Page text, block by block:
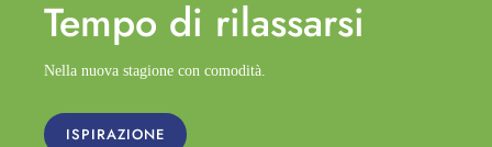
Tempo di rilassarsi
Nella nuova stagione con comodità.
ISPIRAZIONE